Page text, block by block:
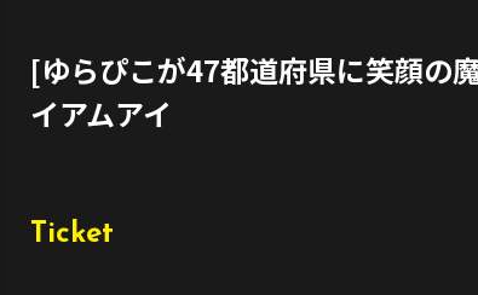
[ゆらぴこが47都道府県に笑顔の
イアムアイ
Ticket